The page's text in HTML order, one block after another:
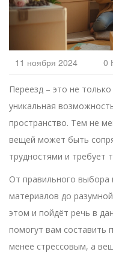
11 ноября 2024 0
Переезд – это не
уникальная
пространство. Тем не
вещей может быть
трудностями и требует
От правильного выбора
материалов до
этом и пойдёт речь в
помогут вам составить
менее стрессовым, а